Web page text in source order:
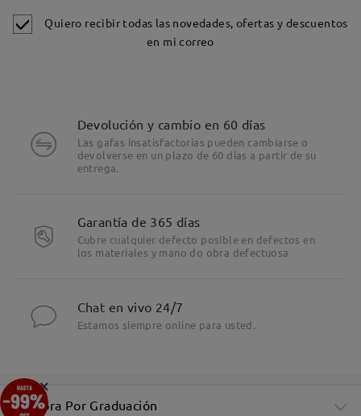
Quiero recibir todas las novedades, ofertas y descuentos
en mi correo
Devolución y cambio en 60 días
Las gafas insatisfactorias pueden cambiarse o
devolverse en un plazo de 60 días a partir de su
entrega.
Garantía de 365 días
Cubre cualquier defecto posible en defectos en
los materiales y mano do obra defectuosa
Chat en vivo 24/7
Estamos siempre online para usted.
Compra Por Graduación
×